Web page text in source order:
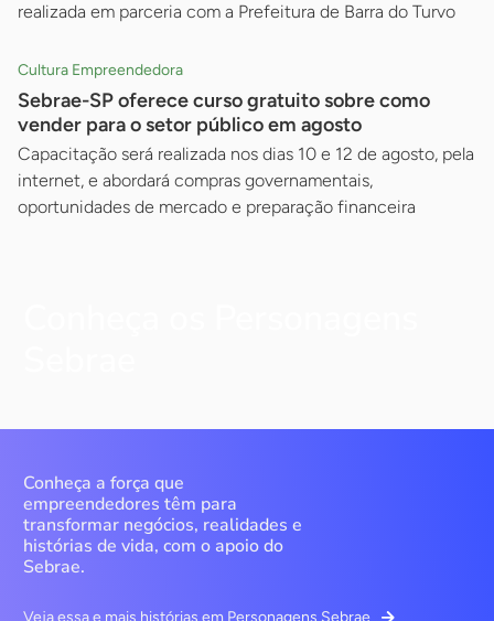
realizada em parceria com a Prefeitura de Barra do Turvo
Cultura Empreendedora
Sebrae-SP oferece curso gratuito sobre como
vender para o setor público em agosto
Capacitação será realizada nos dias 10 e 12 de agosto, pela
internet, e abordará compras governamentais,
oportunidades de mercado e preparação financeira
Conheça a força que
empreendedores têm para
transformar negócios, realidades e
histórias de vida, com o apoio do
Sebrae.